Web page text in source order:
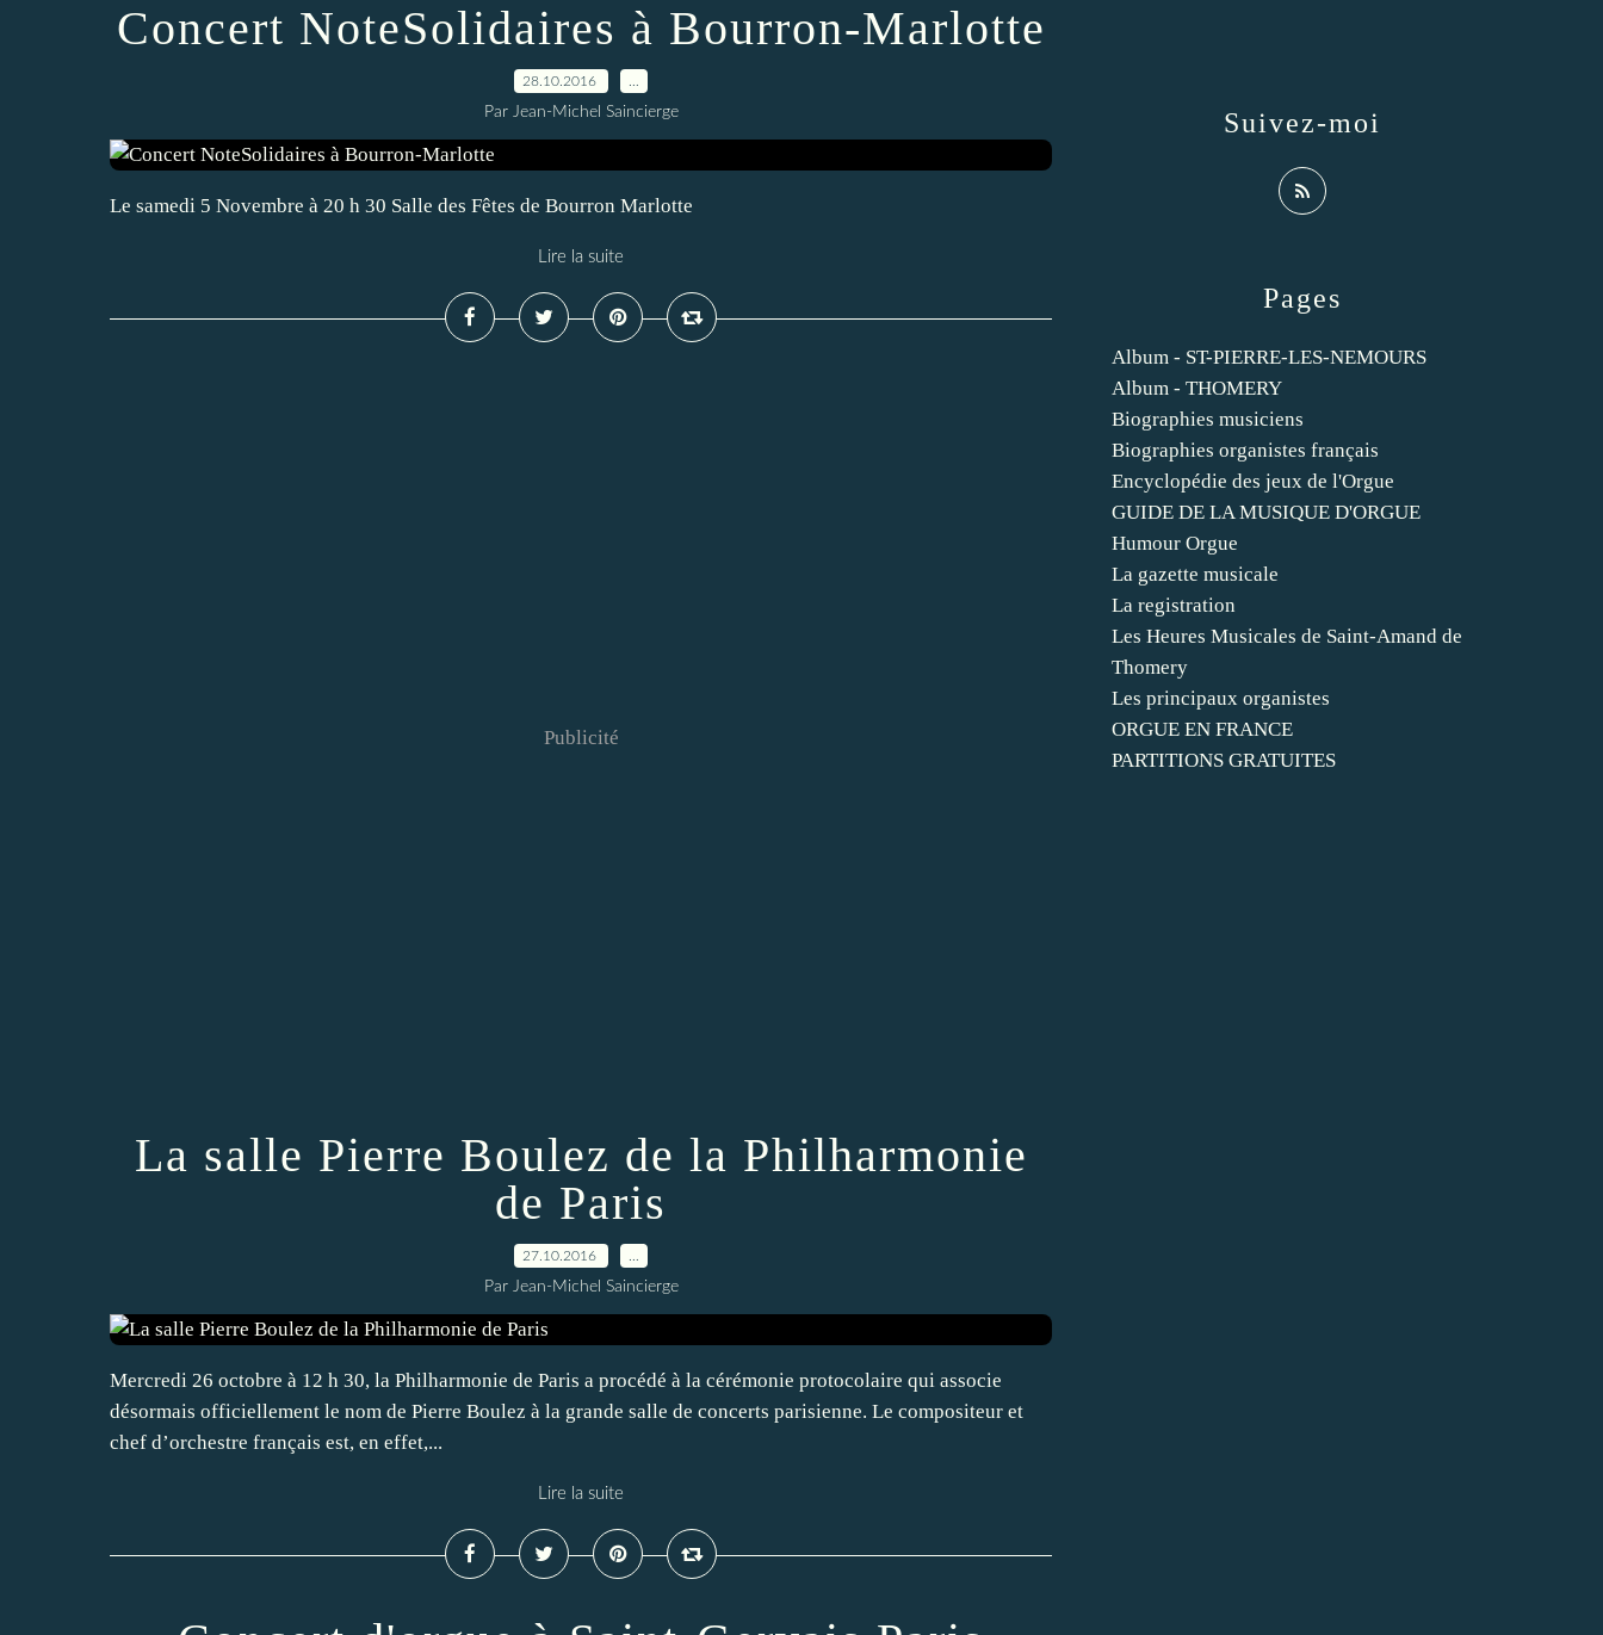
Concert NoteSolidaires à Bourron-Marlotte
28.10.2016
Par Jean-Michel Saincierge
Le samedi 5 Novembre à 20 h 30 Salle des Fêtes de Bourron Marlotte
Lire la suite
Publicité
La salle Pierre Boulez de la Philharmonie
de Paris
27.10.2016
Par Jean-Michel Saincierge
Mercredi 26 octobre à 12 h 30, la Philharmonie de Paris a procédé à la cérémonie protocolaire qui associe
désormais officiellement le nom de Pierre Boulez à la grande salle de concerts parisienne. Le compositeur et
chef d’orchestre français est, en effet,...
Lire la suite
Pages
Album - ST-PIERRE-LES-NEMOURS
Album - THOMERY
Biographies musiciens
Biographies organistes français
Encyclopédie des jeux de l'Orgue
GUIDE DE LA MUSIQUE D'ORGUE
Humour Orgue
La gazette musicale
La registration
Les Heures Musicales de Saint-Amand de
Thomery
Les principaux organistes
ORGUE EN FRANCE
PARTITIONS GRATUITES
Suivez-moi